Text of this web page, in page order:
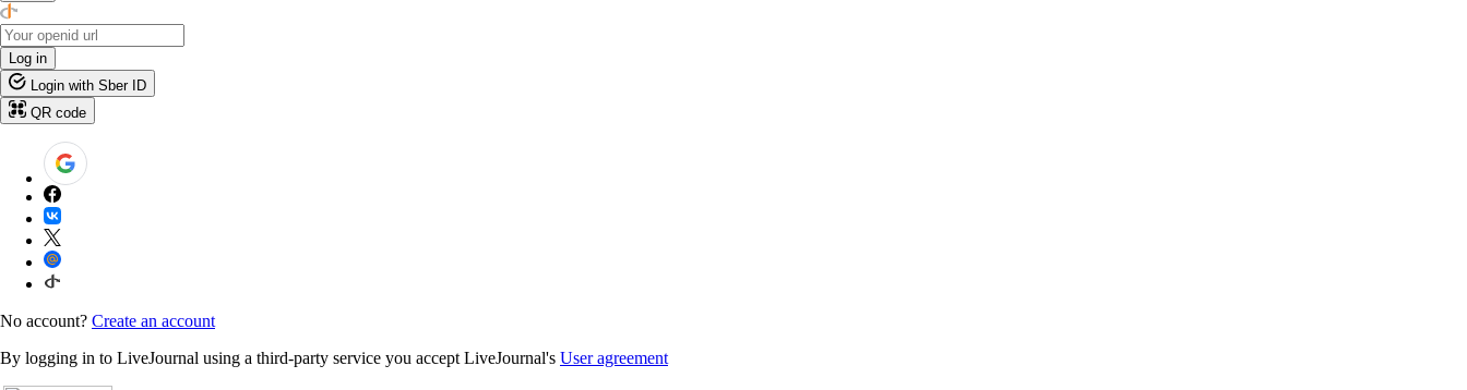
Log in
Login with Sber ID
QR code
No account? Create an account
By logging in to LiveJournal using a third-party service you accept LiveJournal's User agreement